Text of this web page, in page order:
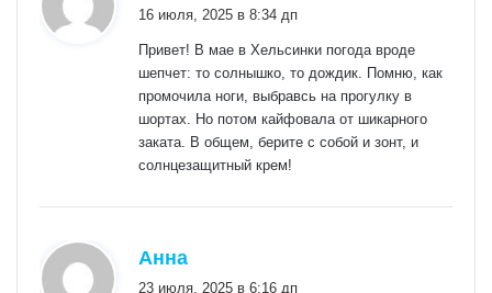
16 июля, 2025 в 8:34 дп
Привет! В мае в Хельсинки погода вроде
шепчет: то солнышко, то дождик. Помню, как
промочила ноги, выбравсь на прогулку в
шортах. Но потом кайфовала от шикарного
заката. В общем, берите с собой и зонт, и
солнцезащитный крем!
Анна
23 июля, 2025 в 6:16 дп